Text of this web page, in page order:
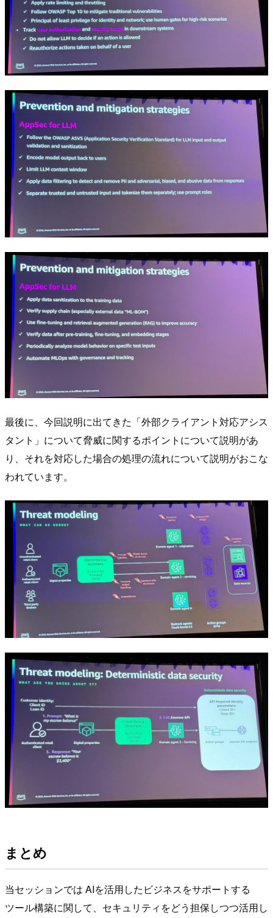
最後に、今回説明に出てきた「外部クライアント対応アシス
タント」について脅威に関するポイントについて説明があ
り、それを対応した場合の処理の流れについて説明がおこな
われています。
まとめ
当セッションでは AIを活用したビジネスをサポートする
ツール構築に関して、セキュリティをどう担保しつつ活用し